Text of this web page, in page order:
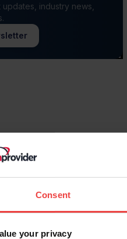
Consent
your privacy
industry news,